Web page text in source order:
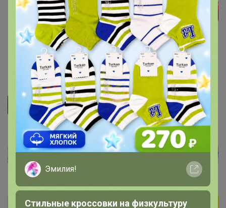
Эмилия!
Стильные кроссовки на физкультуру